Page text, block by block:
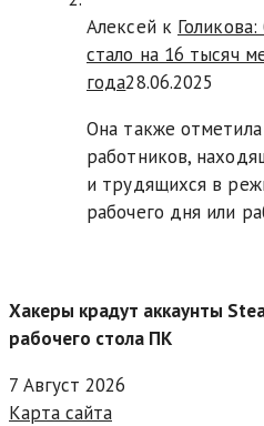
Алексей к
стало на 16 тысяч
года28.06.2025
Она также
работников,
и трудящихся в
рабочего дня или
Хакеры крадут аккаунты
рабочего стола ПК
7 Август 2026
Карта сайта